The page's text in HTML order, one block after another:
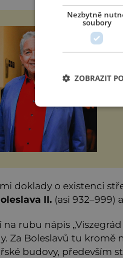
doklady o existenci
II. (asi 932–999) a
na rubu nápis
Za Boleslavů tu kromě
budovy, především
Nezbytně
soubory
ZOBRAZIT